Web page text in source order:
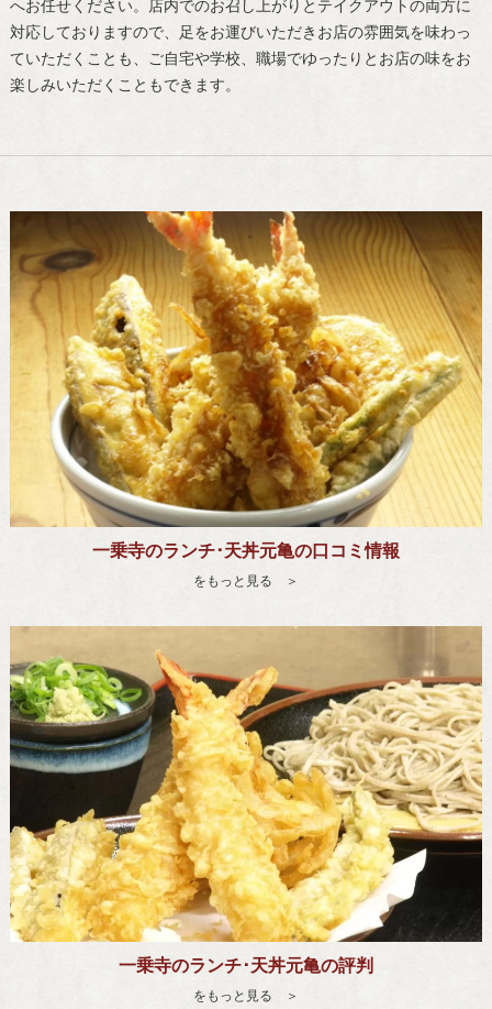
へお任せください。店内でのお召し上がりとテイクアウトの両方に
対応しておりますので、足をお運びいただきお店の雰囲気を味わっ
ていただくことも、ご自宅や学校、職場でゆったりとお店の味をお
楽しみいただくこともできます。
一乗寺のランチ･天丼元亀の口コミ情報
をもっと見る ＞
一乗寺のランチ･天丼元亀の評判
をもっと見る ＞